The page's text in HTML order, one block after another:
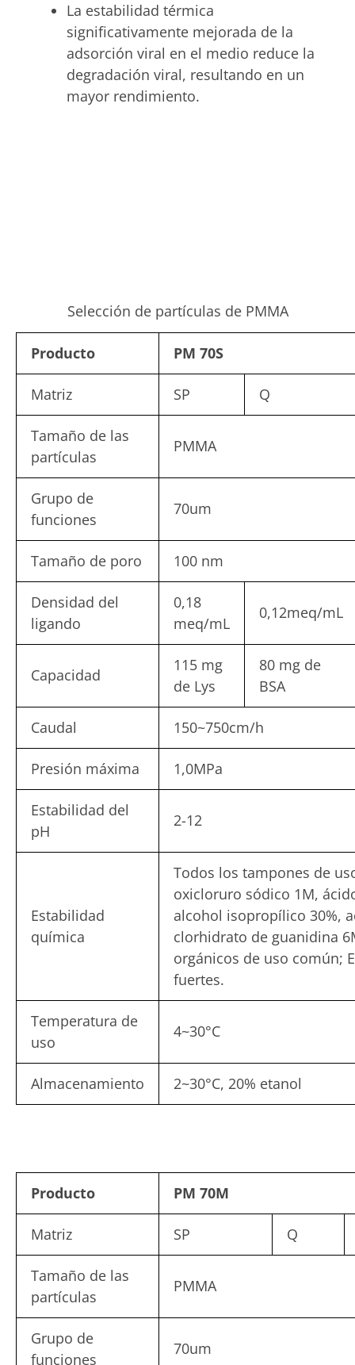
La estabilidad térmica
significativamente mejorada de la
adsorción viral en el medio reduce la
degradación viral, resultando en un
mayor rendimiento.
Selección de partículas de PMMA
Producto PM 70S
Matriz SP Q
Tamaño de las
partículas
PMMA
Grupo de
funciones
70um
Tamaño de poro 100 nm
Densidad del
ligando
0,18
meq/mL
0,12meq/mL
Capacidad
115 mg
de Lys
80 mg de
BSA
Caudal 150~750cm/h
Presión máxima 1,0MPa
Estabilidad del
pH
2-12
Estabilidad
química
Todos los tampones de
oxicloruro sódico 1M,
alcohol isopropílico 30%,
clorhidrato de guanidina
orgánicos de uso común;
fuertes.
Temperatura de
uso
4~30°C
Almacenamiento 2~30°C, 20% etanol
Producto PM 70M
Matriz SP Q
Tamaño de las
partículas
PMMA
Grupo de
funciones
70um